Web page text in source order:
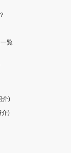
覧
介)
介)